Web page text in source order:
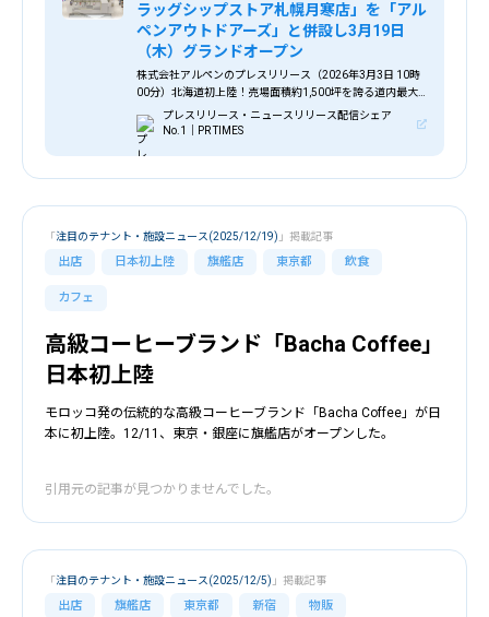
ラッグシップストア札幌月寒店」を「アル
ペンアウトドアーズ」と併設し3月19日
（木）グランドオープン
株式会社アルペンのプレスリリース（2026年3月3日 10時
00分）北海道初上陸！売場面積約1,500坪を誇る道内最大
級の体験型店舗「スポーツデポフラッグシップストア札幌
月寒店」を「アルペンアウトドアーズ」と併設し3月19日
（木）グランドオープン
プレスリリース・ニュースリリース配信シェア
No.1｜PR TIMES
出店 日本初上陸 旗艦店 東京都 飲食
カフェ
「注目のテナント・施設ニュース(2025/12/19) 」掲載記事
高級コーヒーブランド「Bacha Coffee」
日本初上陸
モロッコ発の伝統的な高級コーヒーブランド「Bacha Coffee」が日
本に初上陸。12/11、東京・銀座に旗艦店がオープンした。
引用元の記事が見つかりませんでした。
出店 旗艦店 東京都 新宿 物販
「注目のテナント・施設ニュース(2025/12/5) 」掲載記事